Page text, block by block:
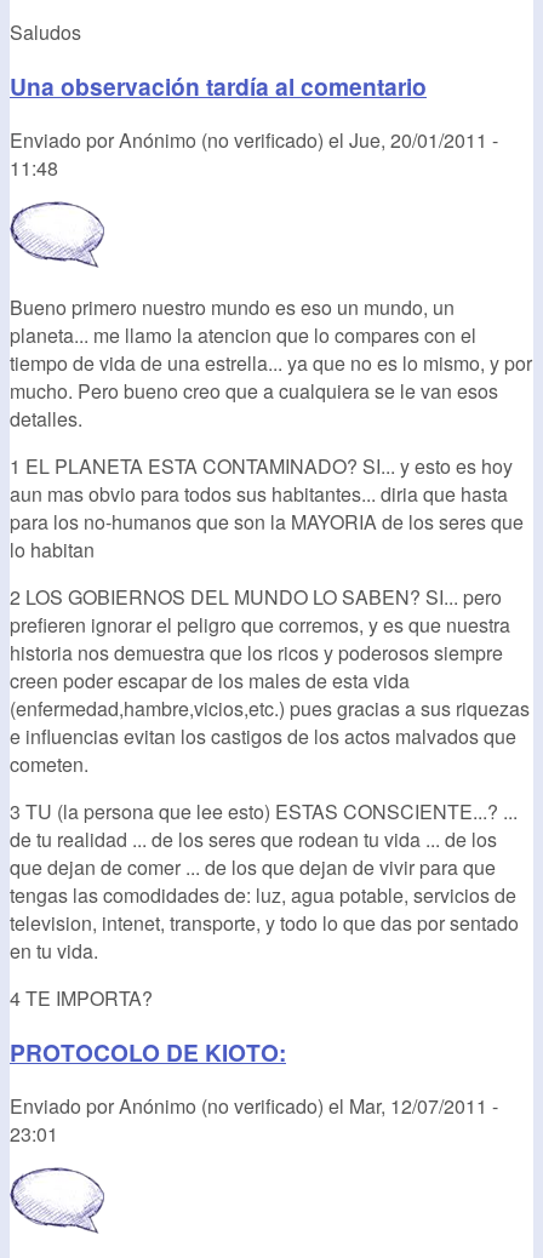
Saludos
Una observación tardía al comentario
Enviado porAnónimo (no verificado) el Jue, 20/01/2011 -
11:48
Bueno primero nuestro mundo es eso un mundo, un
planeta... me llamo la atencion que lo compares con el
tiempo de vida de una estrella... ya que no es lo mismo, y por
mucho. Pero bueno creo que a cualquiera se le van esos
detalles.
1 EL PLANETA ESTA CONTAMINADO? SI... y esto es hoy
aun mas obvio para todos sus habitantes... diria que hasta
para los no-humanos que son la MAYORIA de los seres que
lo habitan
2 LOS GOBIERNOS DEL MUNDO LO SABEN? SI... pero
prefieren ignorar el peligro que corremos, y es que nuestra
historia nos demuestra que los ricos y poderosos siempre
creen poder escapar de los males de esta vida
(enfermedad,hambre,vicios,etc.) pues gracias a sus riquezas
e influencias evitan los castigos de los actos malvados que
cometen.
3 TU (la persona que lee esto) ESTAS CONSCIENTE...? ...
de tu realidad ... de los seres que rodean tu vida ... de los
que dejan de comer ... de los que dejan de vivir para que
tengas las comodidades de: luz, agua potable, servicios de
television, intenet, transporte, y todo lo que das por sentado
en tu vida.
4 TE IMPORTA?
PROTOCOLO DE KIOTO:
Enviado porAnónimo (no verificado) el Mar, 12/07/2011 -
23:01